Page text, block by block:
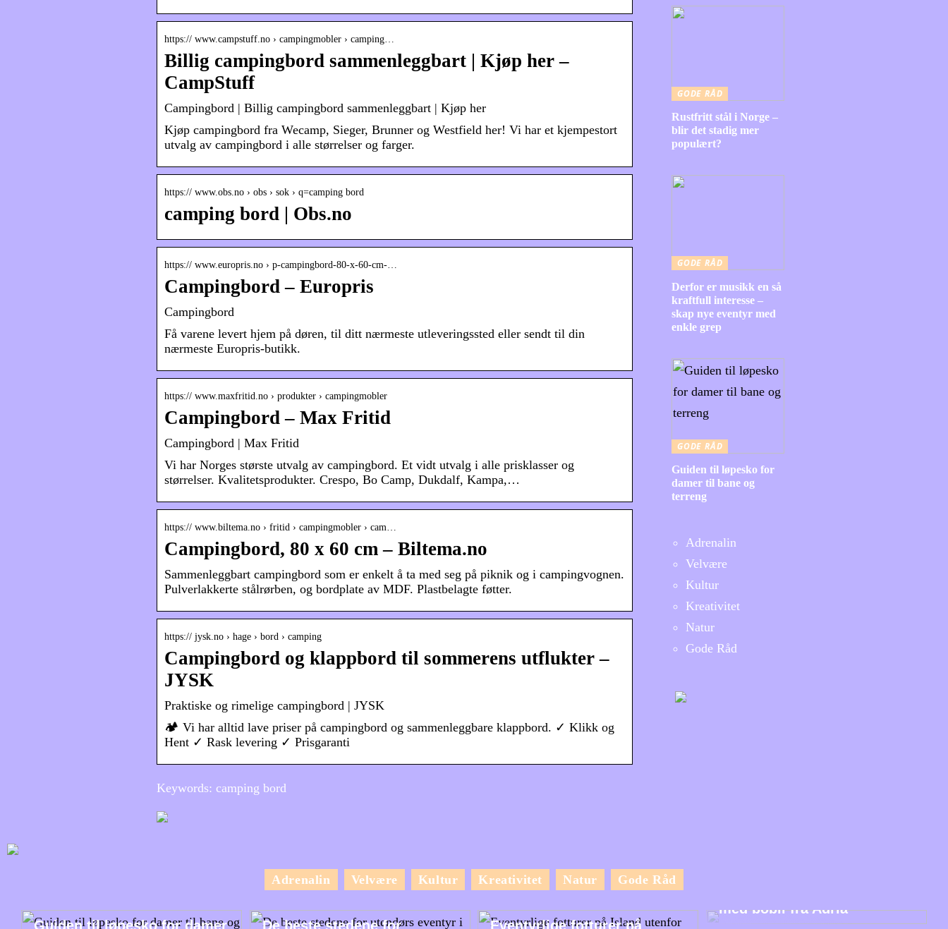
https:// www.campstuff.no › campingmobler › camping…
Billig campingbord sammenleggbart | Kjøp her –
CampStuff
Campingbord | Billig campingbord sammenleggbart | Kjøp her
Kjøp campingbord fra Wecamp, Sieger, Brunner og Westfield her! Vi har et kjempestort
utvalg av campingbord i alle størrelser og farger.
https:// www.obs.no › obs › sok › q=camping bord
camping bord | Obs.no
https:// www.europris.no › p-campingbord-80-x-60-cm-…
Campingbord – Europris
Campingbord
Få varene levert hjem på døren, til ditt nærmeste utleveringssted eller sendt til din
nærmeste Europris-butikk.
https:// www.maxfritid.no › produkter › campingmobler
Campingbord – Max Fritid
Campingbord | Max Fritid
Vi har Norges største utvalg av campingbord. Et vidt utvalg i alle prisklasser og
størrelser. Kvalitetsprodukter. Crespo, Bo Camp, Dukdalf, Kampa,…
https:// www.biltema.no › fritid › campingmobler › cam…
Campingbord, 80 x 60 cm – Biltema.no
Sammenleggbart campingbord som er enkelt å ta med seg på piknik og i campingvognen.
Pulverlakkerte stålrørben, og bordplate av MDF. Plastbelagte føtter.
https:// jysk.no › hage › bord › camping
Campingbord og klappbord til sommerens utflukter –
JYSK
Praktiske og rimelige campingbord | JYSK
🏕️ Vi har alltid lave priser på campingbord og sammenleggbare klappbord. ✓ Klikk og
Hent ✓ Rask levering ✓ Prisgaranti
Keywords: camping bord
GODE RÅD
Rustfritt stål i Norge –
blir det stadig mer
populært?
GODE RÅD
Derfor er musikk en så
kraftfull interesse –
skap nye eventyr med
enkle grep
GODE RÅD
Guiden til løpesko for
damer til bane og
terreng
Adrenalin
Velvære
Kultur
Kreativitet
Natur
Gode Råd
Adrenalin Velvære Kultur Kreativitet Natur Gode Råd
Guiden til løpesko for damer De beste stedene for Eventyrlige fotturer på
med bobil fra Adria